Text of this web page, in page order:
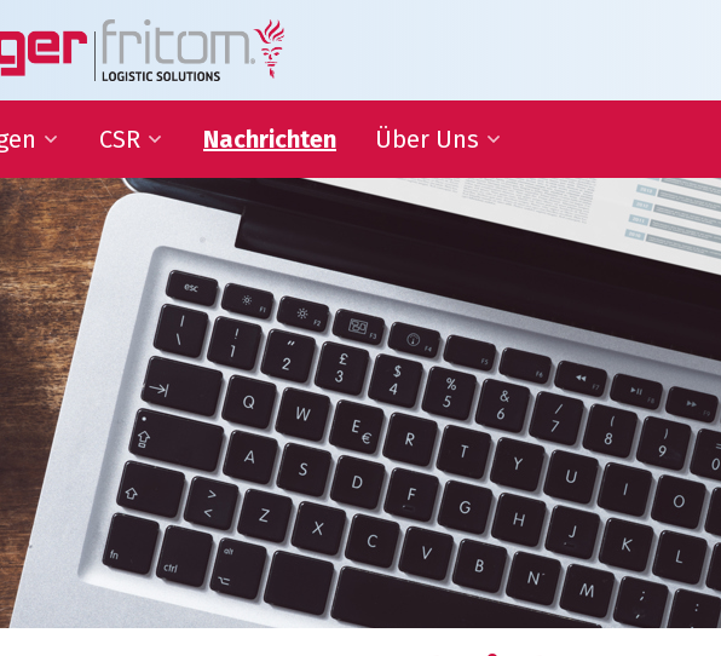
mit weltweitem Netzwerk?
Ihnen die beste
Unternehmen.
CSR
Nachhaltigkeitsziele
QHSE
Bildungszusammenarbeit
Sponsoring
Gesellschaftliche
Organisationen
Nachrichten Über Uns
Geschäftsführung und
Management
Logistik-Kompetenzzentrum
Unsere Mitarbeiter
Geschäftspartner über Uns
Unsere Geschichte
Hoflieferant
Awards
Zertifizierungen